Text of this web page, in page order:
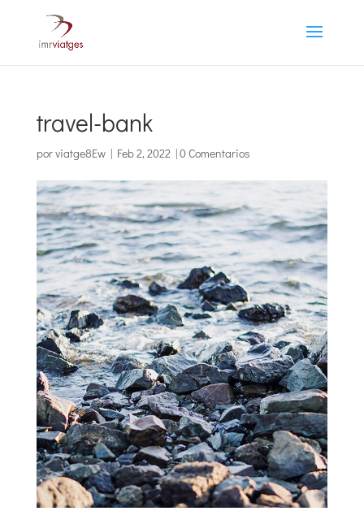
travel-bank
porviatge8Ew| Feb 2, 2022|0 Comentarios